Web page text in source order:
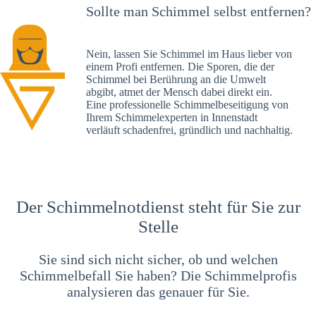
Sollte man Schimmel selbst entfernen?
Nein, lassen Sie Schimmel im Haus lieber von
einem Profi entfernen. Die Sporen, die der
Schimmel bei Berührung an die Umwelt
abgibt, atmet der Mensch dabei direkt ein.
Eine professionelle Schimmelbeseitigung von
Ihrem Schimmelexperten in Innenstadt
verläuft schadenfrei, gründlich und nachhaltig.
Der Schimmelnotdienst steht für Sie zur
Stelle
Sie sind sich nicht sicher, ob und welchen
Schimmelbefall Sie haben? Die Schimmelprofis
analysieren das genauer für Sie.